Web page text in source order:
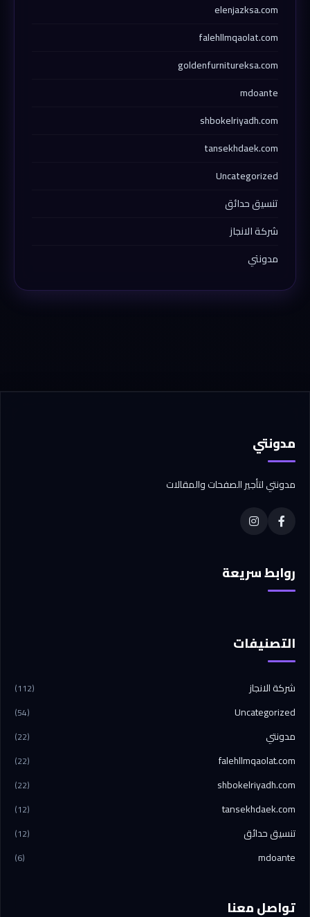
elenjazksa.com
falehllmqaolat.com
goldenfurnitureksa.com
mdoante
shbokelriyadh.com
tansekhdaek.com
Uncategorized
تنسيق حدائق
شركة الانجاز
مدونتي
مدونتي
مدونتي لتأجير الصفحات والمقالات
روابط سريعة
التصنيفات
شركة الانجاز (112)
Uncategorized
(54)
مدونتي (22)
falehllmqaolat.com
(22)
shbokelriyadh.com
(22)
tansekhdaek.com
(12)
تنسيق حدائق (12)
mdoante
(6)
تواصل معنا